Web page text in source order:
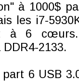
à 1000$
les i7-
à 6 cœurs.
2133.
6 USB